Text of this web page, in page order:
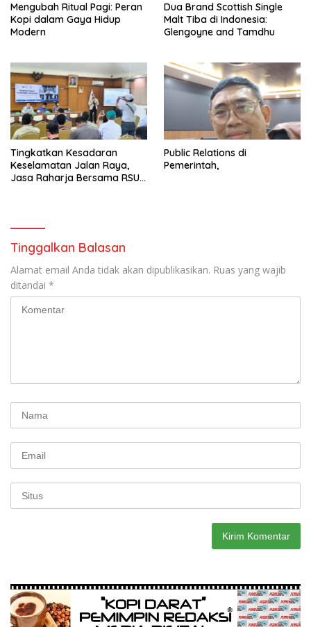
Mengubah Ritual Pagi: Peran
Kopi dalam Gaya Hidup
Modern
Dua Brand Scottish Single
Malt Tiba di Indonesia:
Glengoyne and Tamdhu
Tingkatkan Kesadaran
Keselamatan Jalan Raya,
Jasa Raharja Bersama RSU
Public Relations di
Pemerintah,
Tinggalkan Balasan
Alamat email Anda tidak akan dipublikasikan. Ruas yang wajib
ditandai *